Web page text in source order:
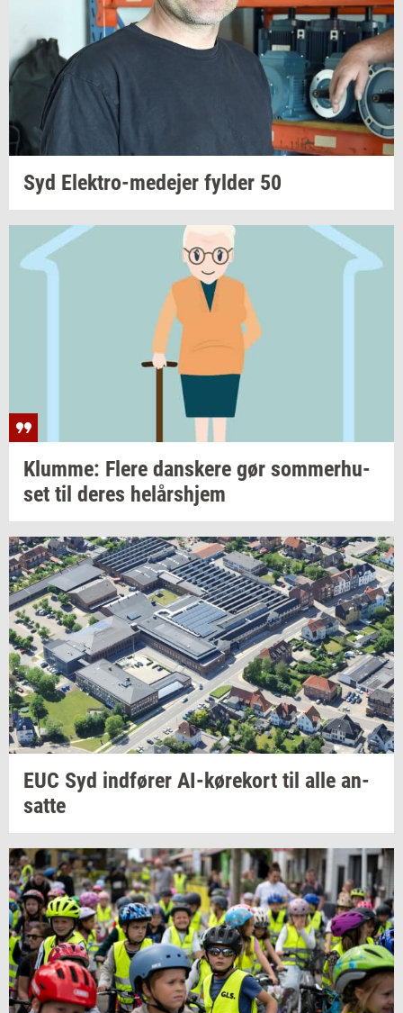
Syd Elektro-​medejer fyl­der 50
Klum­me: Flere dan­ske­re gør som­mer­hu­
set til deres helårs­hjem
EUC Syd ind­fø­rer AI-​kørekort til alle an­
sat­te